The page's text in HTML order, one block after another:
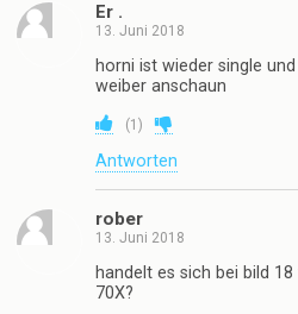
Er .
13. Juni 2018
horni ist wieder single
weiber anschaun
(1 )
Antworten
rober
13. Juni 2018
handelt es sich bei bild
70X?